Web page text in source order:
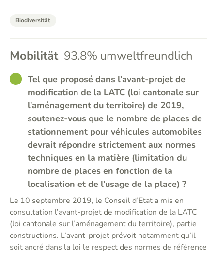
Biodiversität
Mobilität 93.8% umweltfreundlich
GOODTel que proposé dans l’avant-projet de
modification de la LATC (loi cantonale sur
l’aménagement du territoire) de 2019,
soutenez-vous que le nombre de places de
stationnement pour véhicules automobiles
devrait répondre strictement aux normes
techniques en la matière (limitation du
nombre de places en fonction de la
localisation et de l’usage de la place) ?
Le 10 septembre 2019, le Conseil d’Etat a mis en
consultation l’avant-projet de modification de la LATC
(loi cantonale sur l’aménagement du territoire), partie
constructions. L’avant-projet prévoit notamment qu’il
soit ancré dans la loi le respect des normes de référence